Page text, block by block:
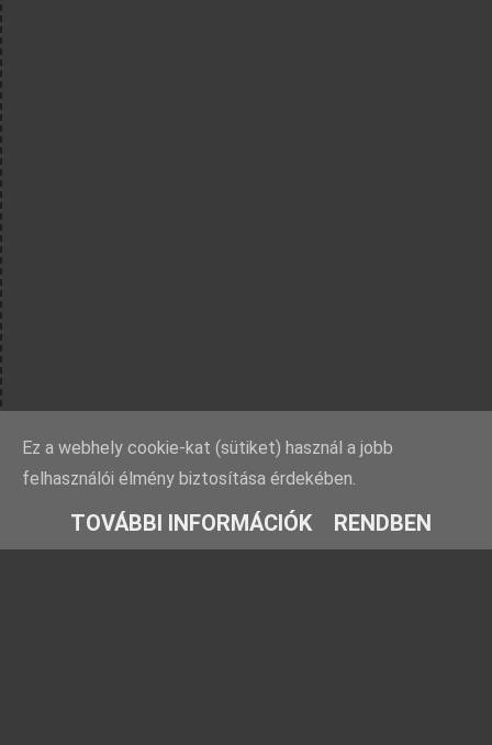
Ez a webhely cookie-kat (sütiket) használ a jobb
felhasználói élmény biztosítása érdekében.
TOVÁBBI INFORMÁCIÓK RENDBEN